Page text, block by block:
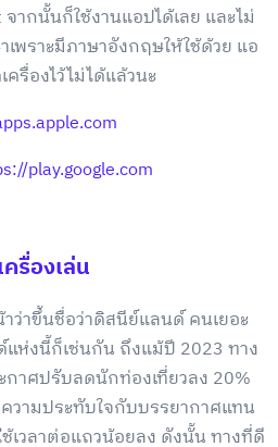
จากนั้นก็ใช้งานแอปได้เลย และไม่
พราะมีภาษาอังกฤษให้ใช้ด้วย แอ
รื่องไว้ไม่ได้แล้วนะ
play.google.com
รื่องเล่น
ขึ้นชื่อว่าดิสนีย์แลนด์ คนเยอะ
ห่งนี้ก็เช่นกัน ถึงแม้ปี 2023 ทาง
าศปรับลดนักท่องเที่ยวลง 20%
วามประทับใจกับบรรยากาศแทน
เวลาต่อแถวน้อยลง ดังนั้น ทางที่ดี